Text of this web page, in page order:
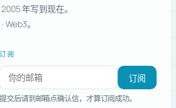
年写到现在。
Web3。
订阅
订阅新文章
订阅
提交后请到邮箱点确认信，才算订阅成功。